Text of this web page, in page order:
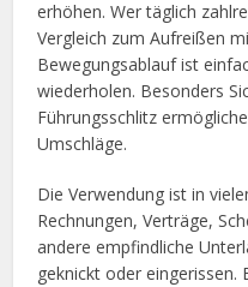
erhöhen. Wer täglich
Vergleich zum Aufreißen
Bewegungsablauf ist
wiederholen. Besonders
Führungsschlitz
Umschläge.
Die Verwendung ist in
Rechnungen, Verträge,
andere empfindliche
geknickt oder eingerissen.